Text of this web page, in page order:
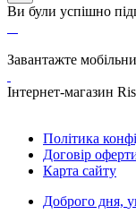
Ви були успішно
Завантажте
Інтернет-магазин
Політика
Договір
Карта сайту
Доброго дня,